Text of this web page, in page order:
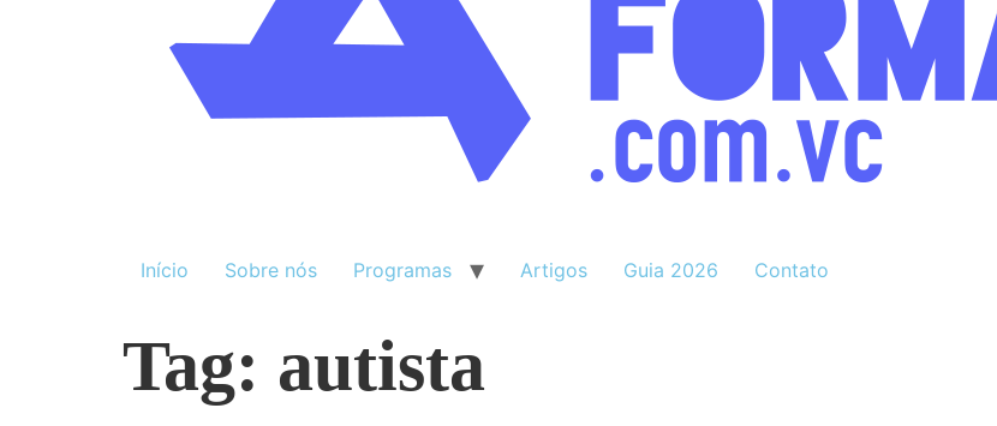
Início Sobre nós Programas Artigos Guia 2026 Contato
Tag: autista